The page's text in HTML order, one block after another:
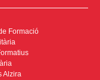
Formació
Alzira